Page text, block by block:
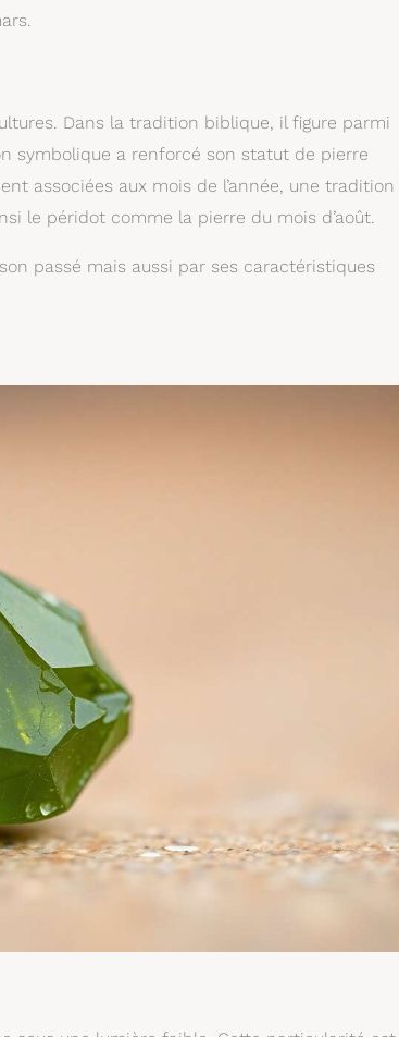
Dans la tradition biblique, il figure parmi
symbolique a renforcé son statut de pierre
associées aux mois de l’année, une tradition
le péridot comme la pierre du mois d’août.
passé mais aussi par ses caractéristiques